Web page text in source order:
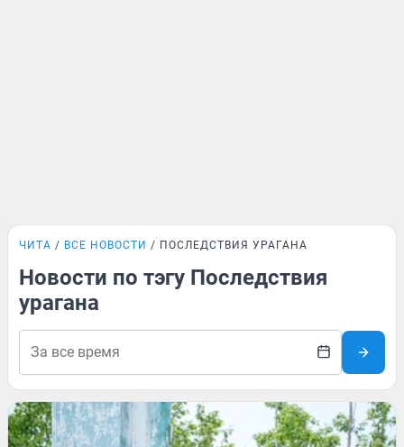
ЧИТА ВСЕ НОВОСТИ ПОСЛЕДСТВИЯ УРАГАНА
Новости по тэгу Последствия
урагана